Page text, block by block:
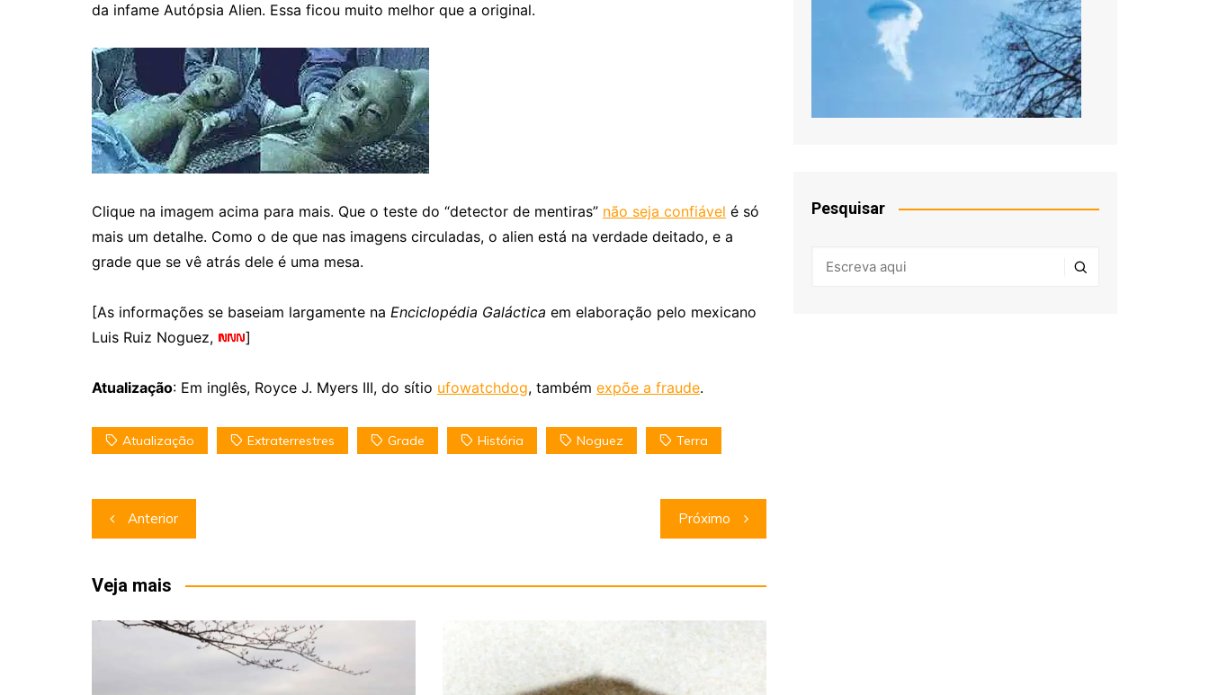
da infame Autópsia Alien. Essa ficou muito melhor que a original.
Clique na imagem acima para mais. Que o teste do “detector de mentiras” não seja confiável é só
mais um detalhe. Como o de que nas imagens circuladas, o alien está na verdade deitado, e a
grade que se vê atrás dele é uma mesa.
[As informações se baseiam largamente na Enciclopédia Galáctica em elaboração pelo mexicano
Luis Ruiz Noguez,
]
Atualização: Em inglês, Royce J. Myers III, do sítio ufowatchdog, também expõe a fraude.
Atualização Extraterrestres Grade História Noguez Terra
Navegação
de
Post
Anterior Próximo
Veja mais
Pesquisar